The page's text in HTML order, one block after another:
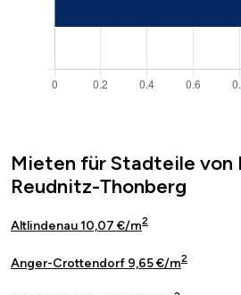
Mieten für Stadteile von
Reudnitz-Thonberg
Altlindenau 10,07 €/m2
Anger-Crottendorf 9,65 €/m2